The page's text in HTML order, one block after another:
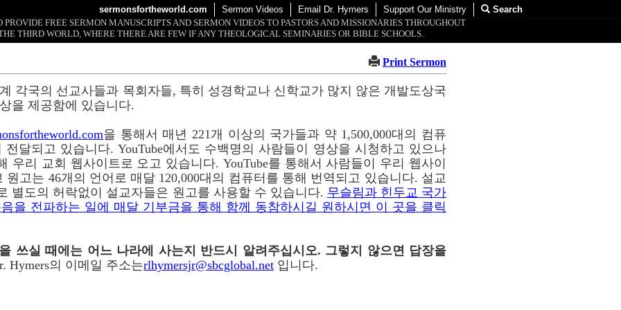
sermonsfortheworld.com Sermon Videos Email Dr. Hymers Support Our Ministry
Search
PROVIDE FREE SERMON MANUSCRIPTS AND SERMON VIDEOS TO PASTORS AND MISSIONARIES THROUGHOUT
THIRD WORLD, WHERE THERE ARE FEW IF ANY THEOLOGICAL SEMINARIES OR BIBLE SCHOOLS.
Print Sermon
각국의 선교사들과 목회자들, 특히 성경학교나 신학교가 많지 않은 개발도상국
을 제공함에 있습니다.
을 통해서 매년 221개 이상의 국가들과 약 1,500,000대의 컴퓨
달되고 있습니다. YouTube에서도 수백명의 사람들이 영상을 시청하고 있으나
우리 교회 웹사이트로 오고 있습니다. YouTube를 통해서 사람들이 우리 웹사이
고는 46개의 언어로 매달 120,000대의 컴퓨터를 통해 번역되고 있습니다. 설교
별도의 허락없이 설교자들은 원고를 사용할 수 있습니다. 무슬림과 힌두교 국가
을 전파하는 일에 매달 기부금을 통해 함께 동참하시길 원하시면 이 곳을 클릭
쓰실 때에는 어느 나라에 사는지 반드시 알려주십시오. 그렇지 않으면 답장을
Hymers의 이메일 주소는rlhymersjr@sbcglobal.net 입니다.